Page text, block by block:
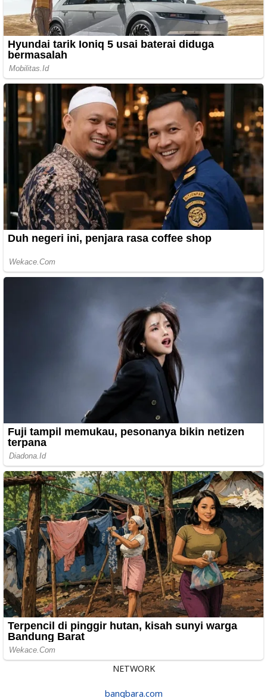
NETWORK
bangbara.com